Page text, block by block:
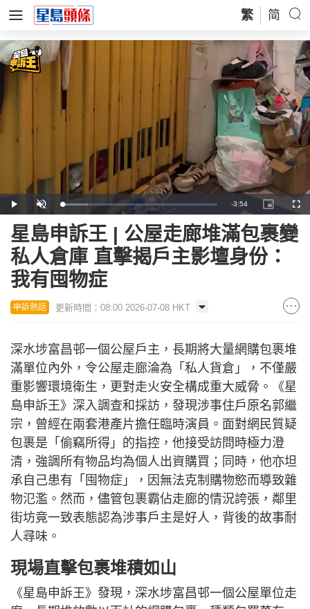
繁 简
Play Unmute Loaded:
16.64%
Remaining
Time
-3:54
Picture-
in-
星島申訴王 | 公屋走廊堆滿包裹變
私人倉庫 直擊揭戶主影壇身份：
我有囤物症
申訴熱話 更新時間：08:00 2026-07-08 HKT
深水埗富昌邨一個公屋戶主，長期將大量網購包裹堆
滿單位內外，令公屋走廊淪為「私人貨倉」，不僅嚴
重影響環境衛生，更對走火安全構成重大威脅。《星
島申訴王》深入調查和採訪，發現涉事住戶原名郭繼
宗，曾經在兩套港產片擔任臨時演員。面對網民質疑
包裹是「偷竊所得」的指控，他接受訪問時極力澄
清，強調所有物品均為個人出資購買；同時，他亦坦
承自己患有「囤物症」，因無法克制購物慾而導致雜
物氾濫。然而，儘管包裹霸佔走廊的情況誇張，鄰里
街坊竟一致表態認為涉事戶主是好人，背後的故事耐
人尋味。
現場直擊包裹堆積如山
《星島申訴王》發現，深水埗富昌邨一個公屋單位走